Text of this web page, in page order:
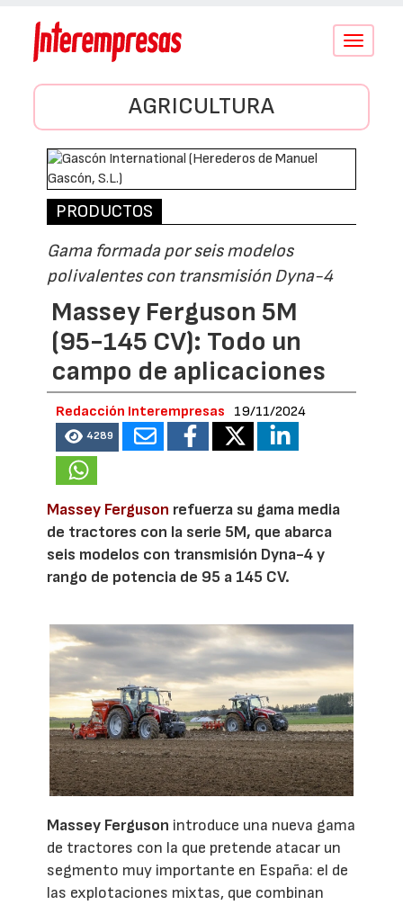
Conmutar
AGRICULTURA
PRODUCTOS
Gama formada por seis modelos
polivalentes con transmisión Dyna-4
Massey Ferguson 5M
(95-145 CV): Todo un
campo de aplicaciones
Redacción Interempresas 19/11/2024
4289
Massey Ferguson refuerza su gama media
de tractores con la serie 5M, que abarca
seis modelos con transmisión Dyna-4 y
rango de potencia de 95 a 145 CV.
Massey Ferguson introduce una nueva gama
de tractores con la que pretende atacar un
segmento muy importante en España: el de
las explotaciones mixtas, que combinan